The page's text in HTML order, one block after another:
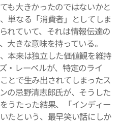
も大きかったのではないかと
単なる「消費者」としてしま
れていて、それは情報伝達の
大きな意味を持っている。
本来は独立した価値観を維持
・レーベルが、特定のライ
とで生み出されてしまったス
の忌野清志郎氏が、そうした
うたった結果、「インディー
たという、最早笑い話にしか